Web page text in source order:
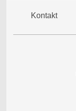
Kontakt